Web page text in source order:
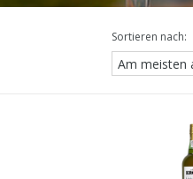
Sortieren nach: